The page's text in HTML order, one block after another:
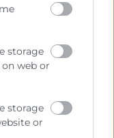
storage
web or
storage
or